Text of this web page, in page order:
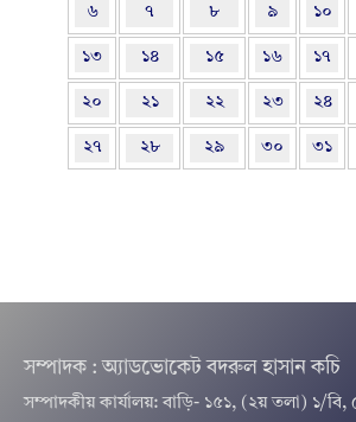
৬ ৭ ৮ ৯ ১০
১৩ ১৪ ১৫ ১৬ ১৭
২০ ২১ ২২ ২৩ ২৪
২৭ ২৮ ২৯ ৩০ ৩১
সম্পাদক : অ্যাডভোকেট বদরুল হাসান কচি
সম্পাদকীয় কার্যালয়: বাড়ি- ১৫১, (২য় তলা) ১/বি,